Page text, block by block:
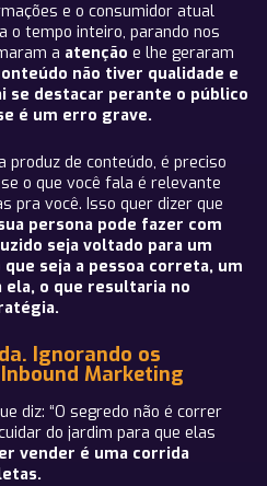
e o consumidor atual
o tempo inteiro, parando nos
a atenção e lhe geraram
não tiver qualidade e
se destacar perante o público
é um erro grave.
produz de conteúdo, é preciso
o que você fala é relevante
pra você. Isso quer dizer que
persona pode fazer com
seja voltado para um
seja a pessoa correta, um
o que resultaria no
Ignorando os
Marketing
diz: “O segredo não é correr
do jardim para que elas
vender é uma corrida